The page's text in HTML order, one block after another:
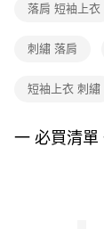
１．透過由恩沛
權轉讓予恩沛科
３．未成年的使
４．使用「
落肩 短袖上衣
刺繡 落肩
短袖上衣 刺繡
一 必買清單